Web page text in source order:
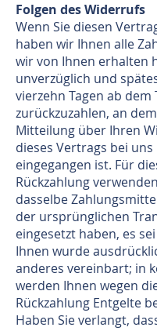
Folgen des Widerrufs
Wenn Sie diesen
haben wir Ihnen alle
wir von Ihnen erhalten
unverzüglich und
vierzehn Tagen ab dem
zurückzuzahlen, an
Mitteilung über Ihren
dieses Vertrags bei uns
eingegangen ist. Für
Rückzahlung
dasselbe
der ursprünglichen
eingesetzt haben, es
Ihnen wurde
anderes vereinbart; in
werden Ihnen wegen
Rückzahlung Entgelte
Haben Sie verlangt,